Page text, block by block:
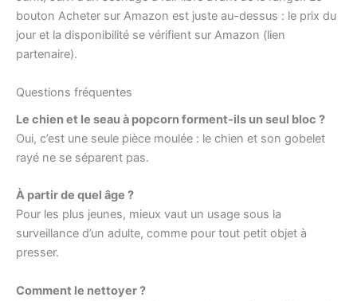
bouton Acheter sur Amazon est juste au-dessus : le prix du
jour et la disponibilité se vérifient sur Amazon (lien
partenaire).
Questions fréquentes
Le chien et le seau à popcorn forment-ils un seul bloc ?
Oui, c’est une seule pièce moulée : le chien et son gobelet
rayé ne se séparent pas.
À partir de quel âge ?
Pour les plus jeunes, mieux vaut un usage sous la
surveillance d’un adulte, comme pour tout petit objet à
presser.
Comment le nettoyer ?